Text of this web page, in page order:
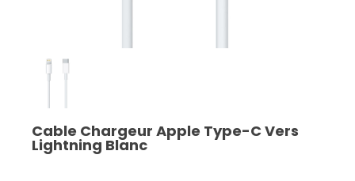
Cable Chargeur Apple Type-C Vers
Lightning Blanc